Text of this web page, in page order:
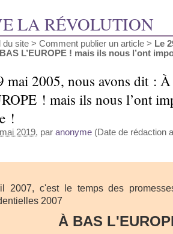
LA RÉVOLUTION
du site > Comment publier un article > Le
L’EUROPE ! mais ils nous l’ont
mai 2005, nous avons dit :
! mais ils nous l’ont
!
2019, par anonyme (Date de rédaction
2007, c'est le temps des
2007
À BAS